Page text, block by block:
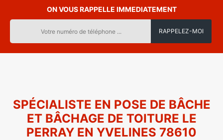
ON VOUS RAPPELLE IMMEDIATEMENT
SPÉCIALISTE EN POSE DE BÂCHE
ET BÂCHAGE DE TOITURE LE
PERRAY EN YVELINES 78610